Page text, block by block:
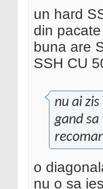
un hard
din
buna are
SSH CU
nu ai
gand
o
nu o sa